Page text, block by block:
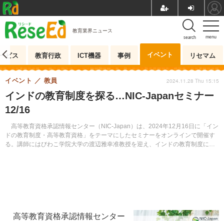
menu
search
教育業界ニュース
ビス 教育行政 ICT機器 事例 イベント リセマム
インドの教育制度を探る…NIC-Japanセミナー
12/16
高等教育資格承認情報センター（NIC-Japan）は、2024年12月16日に「イン
ドの教育制度・高等教育資格」をテーマにしたセミナーをオンラインで開催す
る。講師にはびわこ学院大学の渡辺雅幸准教授を迎え、インドの教育制度につ
イベント 教員 2024.11.28 Thu 15:15
高等教育資格承認情報センター